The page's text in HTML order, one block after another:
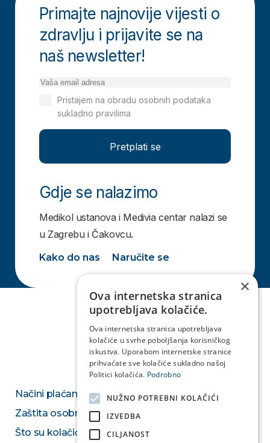
Primajte najnovije vijesti o
zdravlju i prijavite se na
naš newsletter!
Pretplati se
Pristajem na obradu osobnih podataka
sukladno pravilima
Gdje se nalazimo
Medikol ustanova i Medivia centar nalazi se
u Zagrebu i Čakovcu.
Kako do nas Naručite se
Načini plaćanja
Zaštita osobnih podataka
Što su kolačići
×
Ova internetska stranica
upotrebljava kolačiće.
Ova internetska stranica upotrebljava
kolačiće u svrhe poboljšanja korisničkog
iskustva. Uporabom internetske stranice
prihvaćate sve kolačiće sukladno našoj
Politici kolačića. Podrobno
NUŽNO POTREBNI KOLAČIĆI
IZVEDBA
CILJANOST